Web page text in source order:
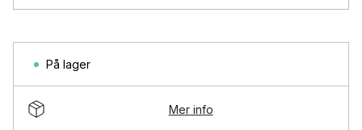
På lager
Mer info